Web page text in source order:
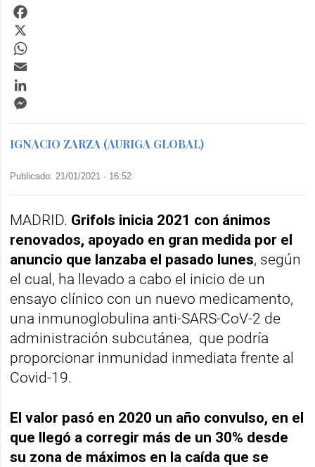
IGNACIO ZARZA (AURIGA GLOBAL)
Publicado: 21/01/2021 · 16:52
MADRID. Grifols inicia 2021 con ánimos
renovados, apoyado en gran medida por el
anuncio que lanzaba el pasado lunes, según
el cual, ha llevado a cabo el inicio de un
ensayo clínico con un nuevo medicamento,
una inmunoglobulina anti-SARS-CoV-2 de
administración subcutánea, que podría
proporcionar inmunidad inmediata frente al
Covid-19.
El valor pasó en 2020 un año convulso, en el
que llegó a corregir más de un 30% desde
su zona de máximos en la caída que se